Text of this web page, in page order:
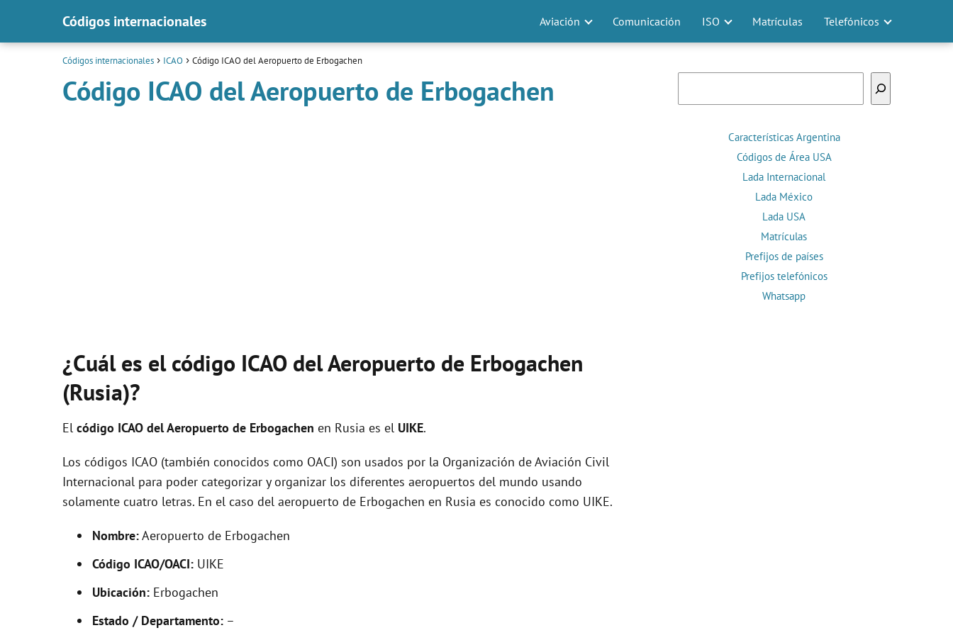
Códigos internacionales Aviación Comunicación ISO Matrículas Telefónicos
Códigos internacionales ICAO Código ICAO del Aeropuerto de Erbogachen
Código ICAO del Aeropuerto de Erbogachen
¿Cuál es el código ICAO del Aeropuerto de Erbogachen
(Rusia)?
El código ICAO delAeropuerto de Erbogachen en Rusia es el UIKE.
Los códigos ICAO (también conocidos como OACI) son usados por la Organización de Aviación Civil
Internacional para poder categorizar y organizar los diferentes aeropuertos del mundo usando
solamente cuatro letras. En el caso del aeropuerto de Erbogachen en Rusia es conocido como UIKE.
Nombre:Aeropuerto de Erbogachen
Código ICAO/OACI: UIKE
Ubicación: Erbogachen
Estado / Departamento: –
Características Argentina
Códigos de Área USA
Lada Internacional
Lada México
Lada USA
Matrículas
Prefijos de países
Prefijos telefónicos
Whatsapp